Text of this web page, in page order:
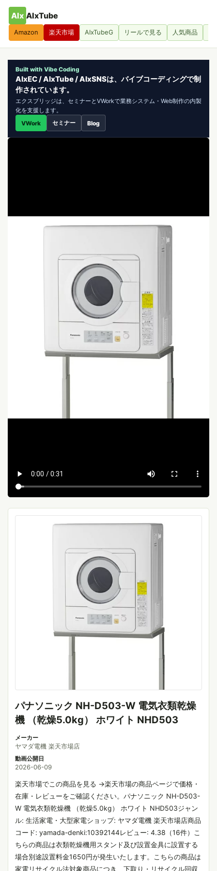
AIx AIxTube
Amazon 楽天市場 AIxTubeG リールで見る 人気商品
Built with Vibe Coding
AIxEC / AIxTube / AIxSNSは、バイブコーディングで制
作されています。
エクスブリッジは、セミナーとVWorkで業務システム・Web制作の内製
化を支援します。
VWork
セミナー Blog
パナソニック NH-D503-W 電気衣類乾燥
機 （乾燥5.0kg） ホワイト NHD503
メーカー
ヤマダ電機 楽天市場店
動画公開日
2026-06-09
楽天市場でこの商品を見る →楽天市場の商品ページで価格・
在庫・レビューをご確認ください。パナソニック NH-D503-
W 電気衣類乾燥機 （乾燥5.0kg） ホワイト NHD503ジャン
ル: 生活家電・大型家電ショップ: ヤマダ電機 楽天市場店商品
コード: yamada-denki:10392144レビュー: 4.38（16件）こ
ちらの商品は衣類乾燥機用スタンド及び設置金具に設置する
場合別途設置料金1650円が発生いたします。こちらの商品は
家電リサイクル法対象商品につき、下取り・リサイクル回収